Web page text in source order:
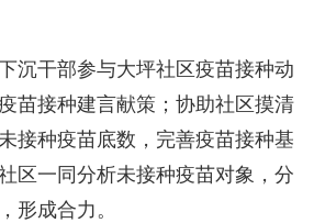
干部参与大坪社区疫苗接种动
苗接种建言献策；协助社区摸清
接种疫苗底数，完善疫苗接种基
区一同分析未接种疫苗对象，分
形成合力。